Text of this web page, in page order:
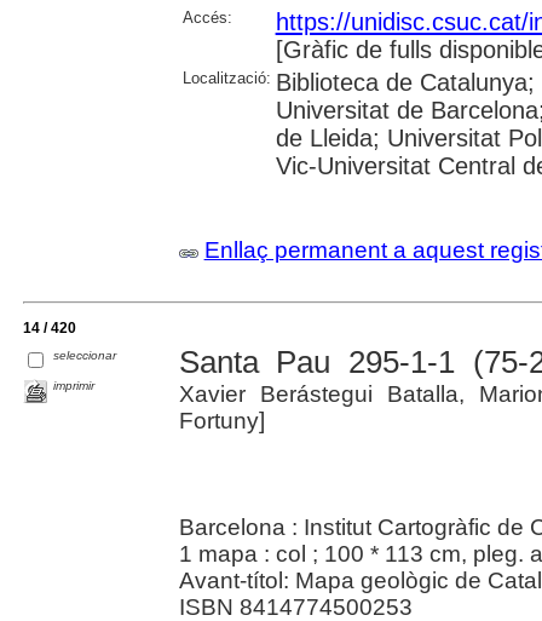
Accés:
https://unidisc.csuc.cat/
[Gràfic de fulls
Localització: Biblioteca de
Universitat de
de Lleida; Universitat
Vic-Universitat Central
Enllaç permanent a aquest
14 / 420
seleccionar
imprimir
Santa Pau 295-1-1 (75-
Xavier Berástegui Batalla,
Fortuny]
Barcelona : Institut Cartogràfic de
1 mapa : col ; 100 * 113 cm, pleg.
Avant-títol: Mapa geològic de
ISBN 8414774500253